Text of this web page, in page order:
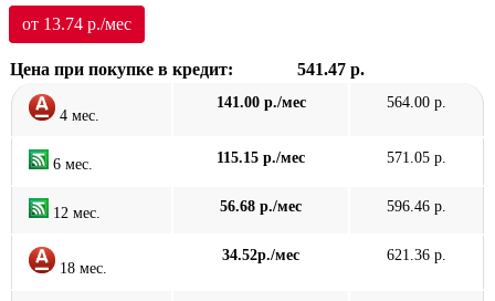
от 13.74 р./мес
Цена при покупке в кредит: 541.47 р.
4 мес.
141.00 р./мес 564.00 р.
6 мес. 115.15 р./мес 571.05 р.
12 мес. 56.68 р./мес 596.46 р.
18 мес.
34.52р./мес 621.36 р.